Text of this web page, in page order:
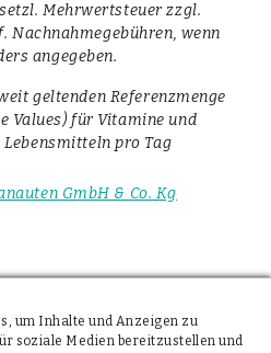
Mehrwertsteuer zzgl.
Nachnahmegebühren, wenn
angegeben.
geltenden Referenzmenge
Values) für Vitamine und
pro Tag
um Inhalte und Anzeigen zu
soziale Medien bereitzustellen und